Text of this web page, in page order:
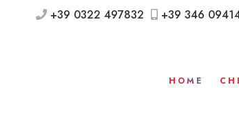
+39 0322 497832 +39 346
HOME